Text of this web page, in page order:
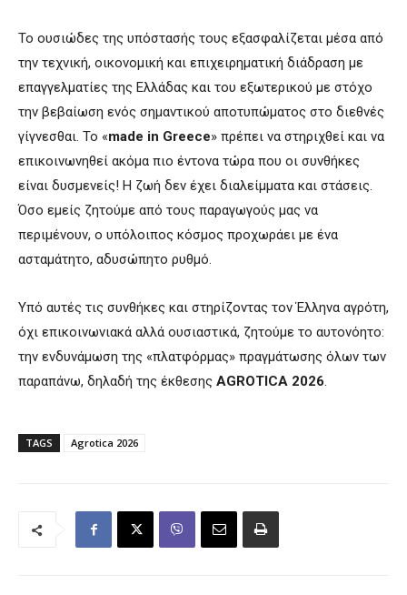
Το ουσιώδες της υπόστασής τους εξασφαλίζεται μέσα από
την τεχνική, οικονομική και επιχειρηματική διάδραση με
επαγγελματίες της Ελλάδας και του εξωτερικού με στόχο
την βεβαίωση ενός σημαντικού αποτυπώματος στο διεθνές
γίγνεσθαι. Το «made in Greece» πρέπει να στηριχθεί και να
επικοινωνηθεί ακόμα πιο έντονα τώρα που οι συνθήκες
είναι δυσμενείς! Η ζωή δεν έχει διαλείμματα και στάσεις.
Όσο εμείς ζητούμε από τους παραγωγούς μας να
περιμένουν, ο υπόλοιπος κόσμος προχωράει με ένα
ασταμάτητο, αδυσώπητο ρυθμό.
Υπό αυτές τις συνθήκες και στηρίζοντας τον Έλληνα αγρότη,
όχι επικοινωνιακά αλλά ουσιαστικά, ζητούμε το αυτονόητο:
την ενδυνάμωση της «πλατφόρμας» πραγμάτωσης όλων των
παραπάνω, δηλαδή της έκθεσης AGROTICA 2026.
TAGS Agrotica 2026